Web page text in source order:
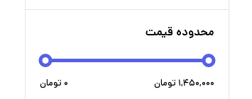
محدوده قیمت
۱,۴۵۰,۰۰۰ تومان ۰ تومان